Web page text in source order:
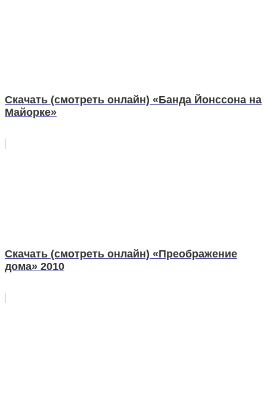
Скачать (смотреть онлайн) «Банда Йонссона на
Майорке»
Скачать (смотреть онлайн) «Преображение
дома» 2010